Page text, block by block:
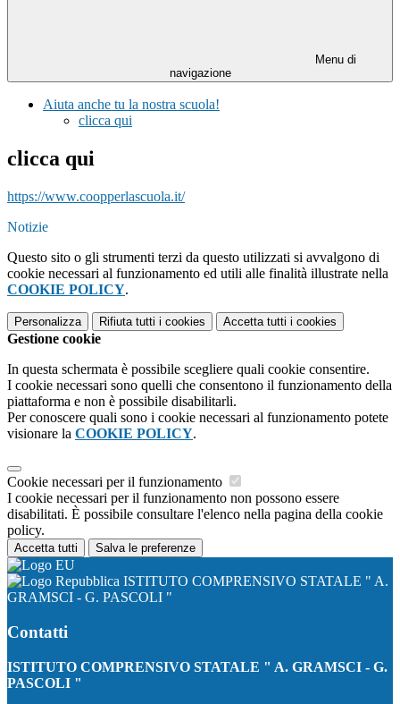
Menu di
navigazione
Aiuta anche tu la nostra scuola!
clicca qui
clicca qui
https://www.coopperlascuola.it/
Notizie
Questo sito o gli strumenti terzi da questo utilizzati si avvalgono di
cookie necessari al funzionamento ed utili alle finalità illustrate nella
COOKIE POLICY.
Personalizza Rifiuta tutti i cookies Accetta tutti i cookies
Gestione cookie
In questa schermata è possibile scegliere quali cookie consentire.
I cookie necessari sono quelli che consentono il funzionamento della
piattaforma e non è possibile disabilitarli.
Per conoscere quali sono i cookie necessari al funzionamento potete
visionare la COOKIE POLICY.
Cookie necessari per il funzionamento
I cookie necessari per il funzionamento non possono essere
disabilitati. È possibile consultare l'elenco nella pagina della cookie
policy.
Accetta tutti Salva le preferenze
ISTITUTO COMPRENSIVO STATALE " A.
GRAMSCI - G. PASCOLI "
Contatti
ISTITUTO COMPRENSIVO STATALE " A. GRAMSCI - G.
PASCOLI "